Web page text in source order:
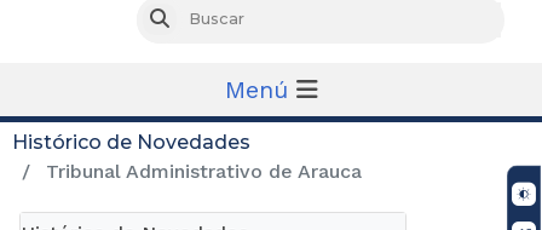
Buscar
Menú
Histórico de Novedades
Tribunal Administrativo de Arauca